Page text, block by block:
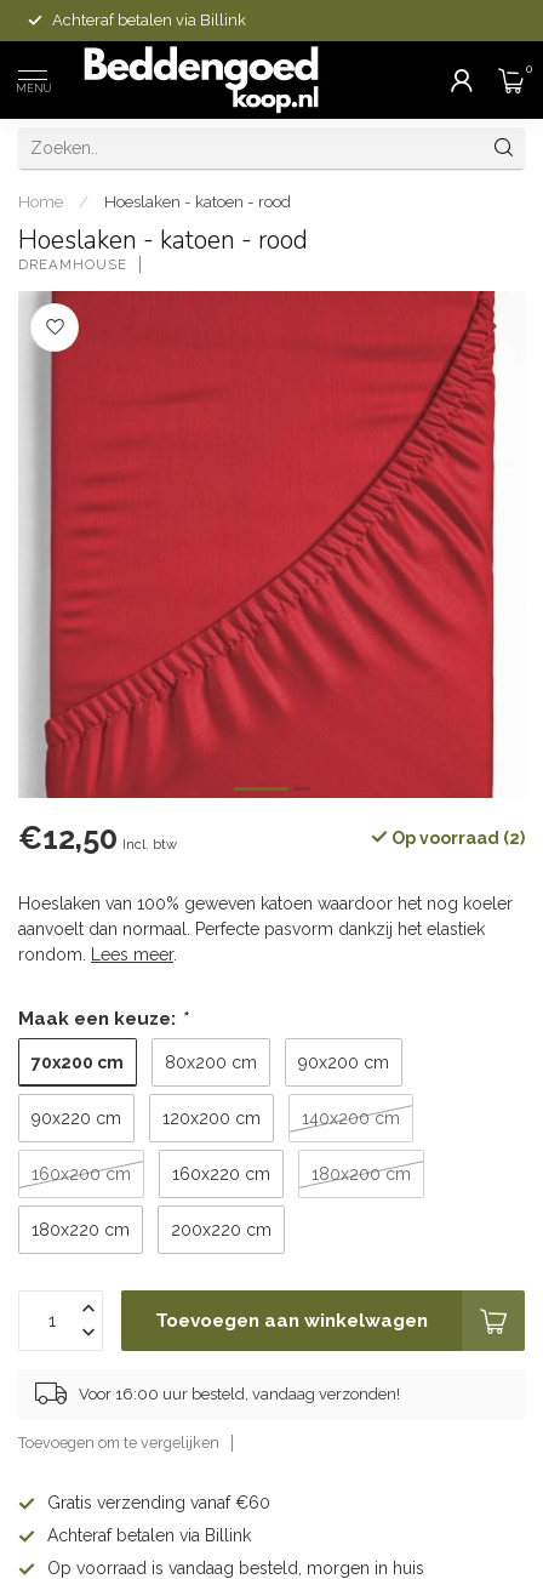
Achteraf betalen via Billink
MENU
0
Home / Hoeslaken - katoen - rood
Hoeslaken - katoen - rood
DREAMHOUSE
€12,50 Incl. btw Op voorraad (2)
Hoeslaken van 100% geweven katoen waardoor het nog koeler
aanvoelt dan normaal. Perfecte pasvorm dankzij het elastiek
rondom.
Lees meer.
Maak een keuze: *
70x200 cm 80x200 cm 90x200 cm
90x220 cm 120x200 cm 140x200 cm
160x200 cm 160x220 cm 180x200 cm
180x220 cm 200x220 cm
Toevoegen aan winkelwagen
Voor 16:00 uur besteld, vandaag verzonden!
Toevoegen om te vergelijken
Gratis verzending vanaf €60
Achteraf betalen via Billink
Op voorraad is vandaag besteld, morgen in huis